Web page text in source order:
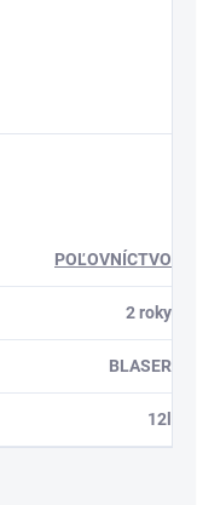
POĽOVNÍCTVO
2 roky
BLASER
12l